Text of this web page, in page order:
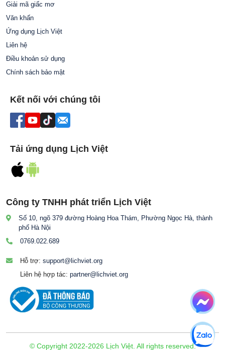
Công ty TNHH phát triển Lịch Việt
Số 10, ngõ 379 đường Hoàng Hoa Thám, Phường Ngọc Hà, thành
phố Hà Nội
0769.022.689
Hỗ trợ: support@lichviet.org
Liên hệ hợp tác: partner@lichviet.org
Giải mã giấc mơ
Văn khấn
Ứng dụng Lịch Việt
Liên hệ
Điều khoản sử dụng
Chính sách bảo mật
Kết nối với chúng tôi
Tải ứng dụng Lịch Việt
© Copyright 2022-2026 Lịch Việt. All rights reserved.